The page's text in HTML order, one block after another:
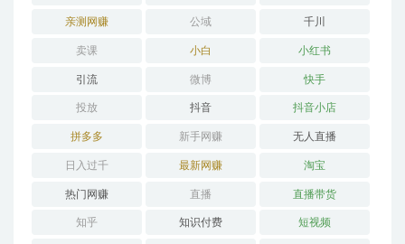
亲测网赚 公域 千川
卖课 小白 小红书
引流 微博 快手
投放 抖音 抖音小店
拼多多 新手网赚 无人直播
日入过千 最新网赚 淘宝
热门网赚 直播 直播带货
知乎 知识付费 短视频